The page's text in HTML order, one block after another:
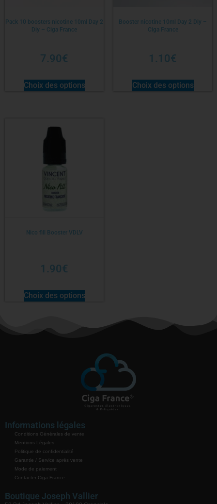
Pack 10 boosters nicotine 10ml Day 2
Diy – Ciga France
7.90€
Choix des options
Booster nicotine 10ml Day 2 Diy –
Ciga France
1.10€
Choix des options
Nico fill Booster VDLV
1.90€
Choix des options
Informations légales
Conditions Générales de vente
Mentions Légales
Politique de confidentialité
Garantie / Service après vente
Mode de paiement
Contacter Ciga France
Boutique Joseph Vallier